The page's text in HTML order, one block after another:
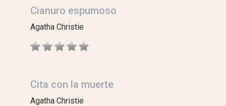
Cianuro espumoso
Agatha Christie
Cita con la muerte
Agatha Christie